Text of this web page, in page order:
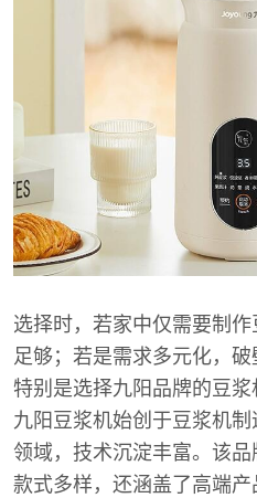
选择时，若家中仅需要制
足够；若是需求多元化，破
特别是选择九阳品牌的豆浆
九阳豆浆机始创于豆浆机
领域，技术沉淀丰富。该品
款式多样，还涵盖了高端产